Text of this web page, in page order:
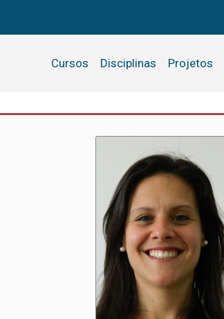
Cursos Disciplinas Projetos